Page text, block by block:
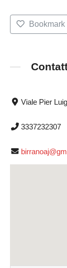
Bookmark
Viale Pier
3337232307